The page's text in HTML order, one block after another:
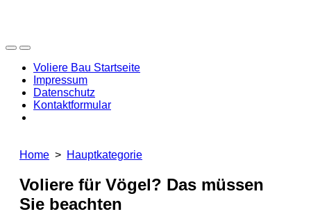
Voliere
Bauen
doch
einfach
selbst!
Search
Toggle
Menu
Voliere Bau Startseite
Impressum
Datenschutz
Kontaktformular
Home > Hauptkategorie
Voliere für Vögel? Das müssen
Sie beachten